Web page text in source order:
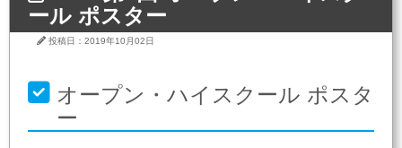
ール ポスター
投稿日：2019年10月02日
オープン・ハイスクール ポスタ
ー